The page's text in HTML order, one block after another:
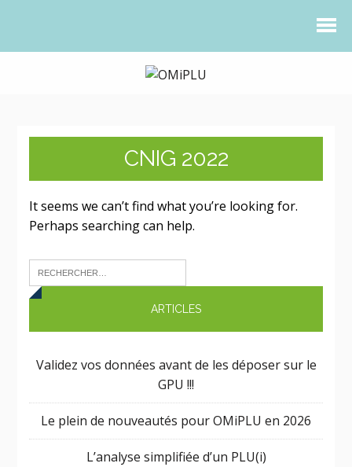
CNIG 2022
It seems we can’t find what you’re looking for.
Perhaps searching can help.
ARTICLES
Validez vos données avant de les déposer sur le
GPU !!!
Le plein de nouveautés pour OMiPLU en 2026
L’analyse simplifiée d’un PLU(i)